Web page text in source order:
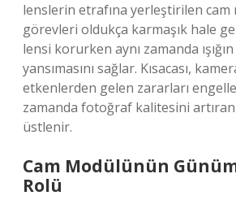
lenslerin etrafına yerleştirilen
görevleri oldukça karmaşık hale
lensi korurken aynı zamanda
yansımasını sağlar. Kısacası,
etkenlerden gelen zararları
zamanda fotoğraf kalitesini
üstlenir.
Cam Modülünün
Rolü